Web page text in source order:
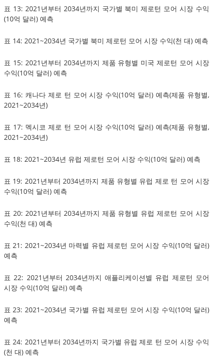
표 13: 2021년부터 2034년까지 국가별 북미 제로턴 모어 시장 수익
(10억 달러) 예측
표 14: 2021~2034년 국가별 북미 제로턴 모어 시장 수익(천 대) 예측
표 15: 2021년부터 2034년까지 제품 유형별 미국 제로턴 모어 시장
수익(10억 달러) 예측
표 16: 캐나다 제로 턴 모어 시장 수익(10억 달러) 예측(제품 유형별,
2021~2034년)
표 17: 멕시코 제로 턴 모어 시장 수익(10억 달러) 예측(제품 유형별,
2021~2034년)
표 18: 2021~2034년 유럽 제로턴 모어 시장 수익(10억 달러) 예측
표 19: 2021년부터 2034년까지 제품 유형별 유럽 제로 턴 모어 시장
수익(10억 달러) 예측
표 20: 2021년부터 2034년까지 제품 유형별 유럽 제로턴 모어 시장
수익(천 대) 예측
표 21: 2021~2034년 마력별 유럽 제로턴 모어 시장 수익(10억 달러)
예측
표 22: 2021년부터 2034년까지 애플리케이션별 유럽 제로턴 모어
시장 수익(10억 달러) 예측
표 23: 2021~2034년 국가별 유럽 제로턴 모어 시장 수익(10억 달러)
예측
표 24: 2021년부터 2034년까지 국가별 유럽 제로 턴 모어 시장 수익
(천 대) 예측